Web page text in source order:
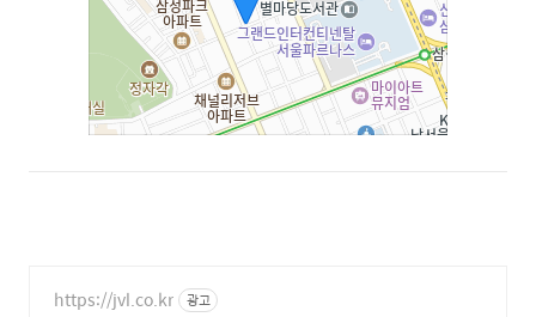
https://jvl.co.kr 광고